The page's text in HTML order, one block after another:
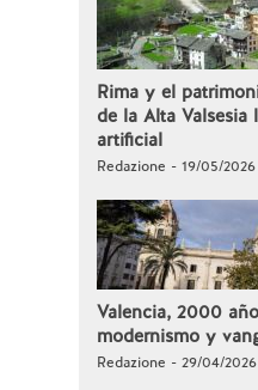
Rima y el
de la Alta
artificial
Redazione - 19/05/2026
Valencia, 2000
modernismo y
Redazione - 29/04/2026